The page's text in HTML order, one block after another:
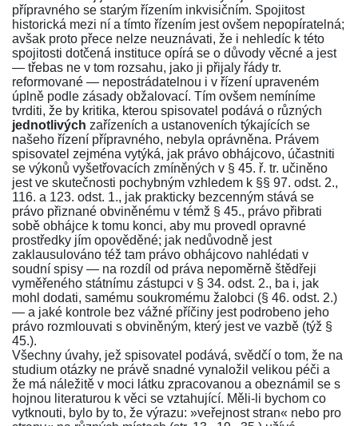
přípravného se starým řízením inkvisičním. Spojitost
historická mezi ní a tímto řízením jest ovšem nepopíratelná;
avšak proto přece nelze neuznávati, že i nehledíc k této
spojitosti dotčená instituce opírá se o důvody věcné a jest
— třebas ne v tom rozsahu, jako ji přijaly řády tr.
reformované — nepostrádatelnou i v řízení upraveném
úplně podle zásady obžalovací. Tím ovšem nemíníme
tvrditi, že by kritika, kterou spisovatel podává o různých
jednotlivých zařízeních a ustanoveních týkajících se
našeho řízení přípravného, nebyla oprávněna. Právem
spisovatel zejména vytýká, jak právo obhájcovo, účastniti
se výkonů vyšetřovacích zmíněných v § 45. ř. tr. učiněno
jest ve skutečnosti pochybným vzhledem k §§ 97. odst. 2.,
116. a 123. odst. 1., jak prakticky bezcenným stává se
právo přiznané obviněnému v témž § 45., právo přibrati
sobě obhájce k tomu konci, aby mu provedl opravné
prostředky jím opověděné; jak nedůvodně jest
zaklausulováno též tam právo obhájcovo nahlédati v
soudní spisy — na rozdíl od práva nepoměrně štědřeji
vyměřeného státnímu zástupci v § 34. odst. 2., ba i, jak
mohl dodati, samému soukromému žalobci (§ 46. odst. 2.)
— a jaké kontrole bez vážné příčiny jest podrobeno jeho
právo rozmlouvati s obviněným, který jest ve vazbě (týž §
45.).
Všechny úvahy, jež spisovatel podává, svědčí o tom, že na
studium otázky ne právě snadné vynaložil velikou péči a
že má náležitě v moci látku zpracovanou a obeznámil se s
hojnou literaturou k věci se vztahující. Měli-li bychom co
vytknouti, bylo by to, že výrazu: »veřejnost stran« nebo pro